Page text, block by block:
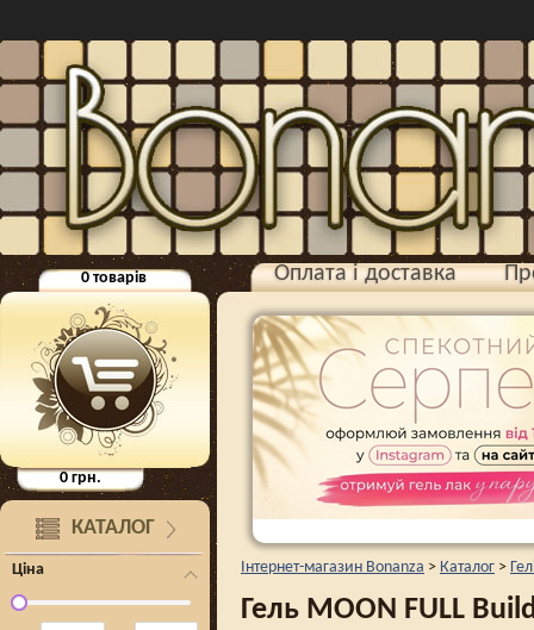
0 товарів
0грн.
КАТАЛОГ
Ціна
Оплата і доставка
Інтернет-магазин Bonanza > Каталог >
Гель MOON FULL